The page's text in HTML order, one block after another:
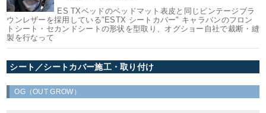
ES TXベッドのベッドマット表皮と同じビンテージブラ
ウンレザーを採用している"ESTX シートカバー" キャラバンのフロン
トシート・セカンドシートの形状を型取り、オグショー自社で裁断・縫
製を行なって
シート／シートカバー施工・取り付け
OG（OUT GROW）